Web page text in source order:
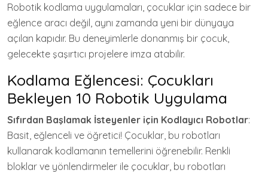
Robotik kodlama uygulamaları, çocuklar için sadece bir
eğlence aracı değil, aynı zamanda yeni bir dünyaya
açılan kapıdır. Bu deneyimlerle donanmış bir çocuk,
gelecekte şaşırtıcı projelere imza atabilir.
Kodlama Eğlencesi: Çocukları
Bekleyen 10 Robotik Uygulama
Sıfırdan Başlamak İsteyenler için Kodlayıcı Robotlar:
Basit, eğlenceli ve öğretici! Çocuklar, bu robotları
kullanarak kodlamanın temellerini öğrenebilir. Renkli
bloklar ve yönlendirmeler ile çocuklar, bu robotları